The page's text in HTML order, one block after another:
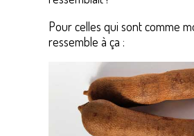
Pour celles qui sont comme
ressemble à ça :